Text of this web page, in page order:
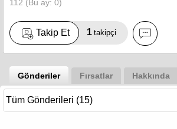
112 (Bu ay: 0)
Takip Et 1 takipçi
Gönderiler Fırsatlar Hakkında